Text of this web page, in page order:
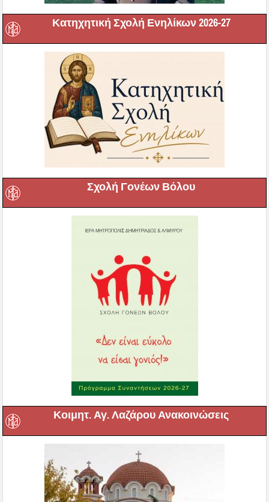
Κατηχητική Σχολή Ενηλίκων 2026-27
Σχολή Γονέων Βόλου
Κοιμητ. Αγ. Λαζάρου Ανακοινώσεις